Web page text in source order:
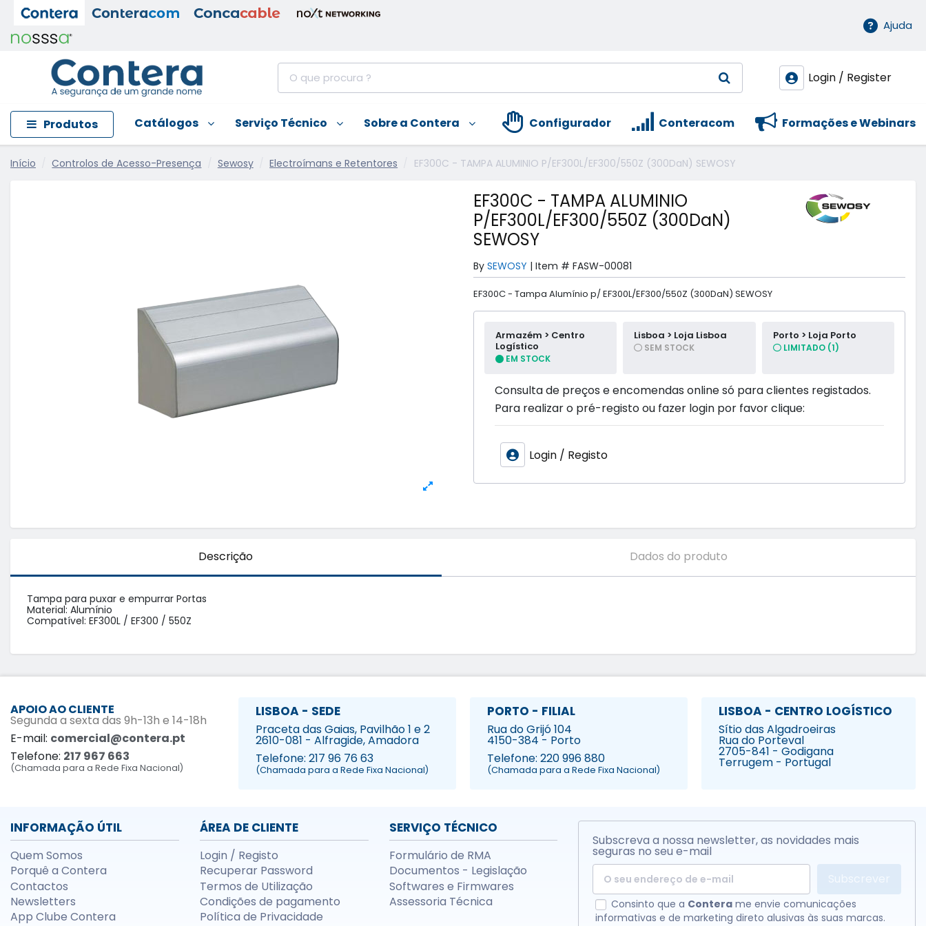
Ajuda
Login / Register
Produtos Catálogos Serviço Técnico Sobre a Contera Formações e Webinars
Conteracom
Configurador
Início Controlos de Acesso-Presença Sewosy Electroímans e Retentores EF300C - TAMPA ALUMINIO P/EF300L/EF300/550Z (300DaN) SEWOSY
EF300C - TAMPA ALUMINIO
P/EF300L/EF300/550Z (300DaN)
SEWOSY
By SEWOSY | Item # FASW-00081
EF300C - Tampa Alumínio p/ EF300L/EF300/550Z (300DaN) SEWOSY
Armazém > Centro
Logístico
EM STOCK
Lisboa > Loja Lisboa
SEM STOCK
Porto > Loja Porto
LIMITADO (1)
Consulta de preços e encomendas online só para clientes registados.
Para realizar o pré-registo ou fazer login por favor clique:
Login / Registo
Descrição Dados do produto
Tampa para puxar e empurrar Portas
Material: Alumínio
Compatível: EF300L / EF300 / 550Z
APOIO AO CLIENTE
Segunda a sexta das 9h-13h e 14-18h
E-mail: comercial@contera.pt
Telefone: 217 967 663
(Chamada para a Rede Fixa Nacional)
LISBOA - SEDE
Praceta das Gaias, Pavilhão 1 e 2
2610-081 - Alfragide, Amadora
Telefone: 217 96 76 63
(Chamada para a Rede Fixa Nacional)
PORTO - FILIAL
Rua do Grijó 104
4150-384 - Porto
Telefone: 220 996 880
(Chamada para a Rede Fixa Nacional)
LISBOA - CENTRO LOGÍSTICO
Sítio das Algadroeiras
Rua do Porteval
2705-841 - Godigana
Terrugem - Portugal
INFORMAÇÃO ÚTIL
Quem Somos
Porquê a Contera
Contactos
Newsletters
App Clube Contera
ÁREA DE CLIENTE
Login / Registo
Recuperar Password
Termos de Utilização
Condições de pagamento
Política de Privacidade
SERVIÇO TÉCNICO
Formulário de RMA
Documentos - Legislação
Softwares e Firmwares
Assessoria Técnica
Subscreva a nossa newsletter, as novidades mais
seguras no seu e-mail
Subscrever
Consinto que a Contera me envie comunicações
informativas e de marketing direto alusivas às suas marcas.